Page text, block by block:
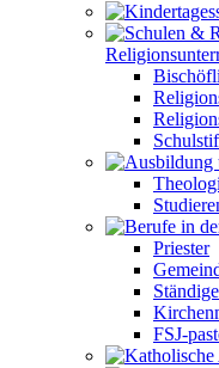
Priester
FSJ-